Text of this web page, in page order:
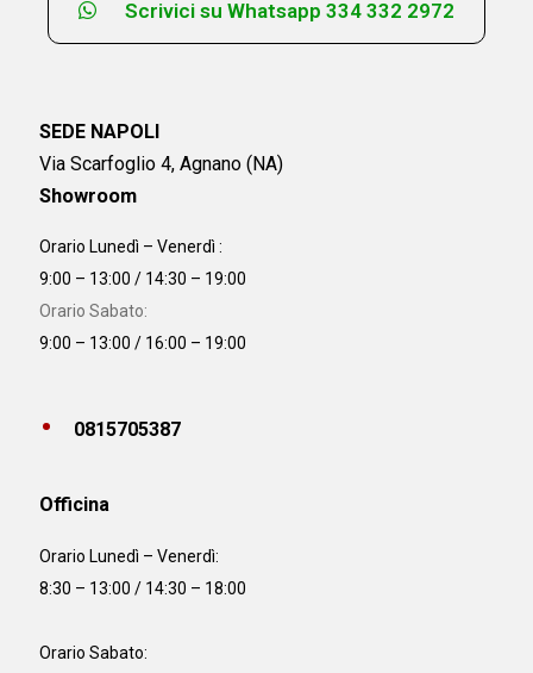
Scrivici su Whatsapp 334 332 2972
SEDE NAPOLI
Via Scarfoglio 4, Agnano (NA)
Showroom
Orario Lunedì – Venerdì :
9:00 – 13:00 / 14:30 – 19:00
Orario Sabato:
9:00 – 13:00 / 16:00 – 19:00
0815705387
Officina
Orario Lunedì – Venerdì:
8:30 – 13:00 / 14:30 – 18:00
Orario Sabato: